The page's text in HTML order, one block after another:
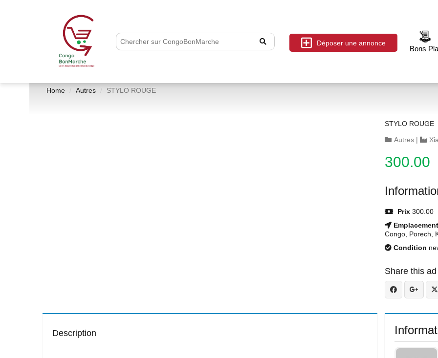
Déposer une annonce
Bons
Home Autres STYLO ROUGE
STYLO ROUGE
Autres |
300.00
Prix 300.00
Emplacement
Congo, Porech,
Condition
Share this ad
Description